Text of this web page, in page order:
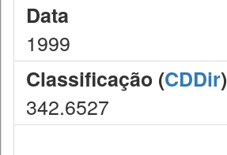
Data
1999
Classificação (CDDir)
342.6527